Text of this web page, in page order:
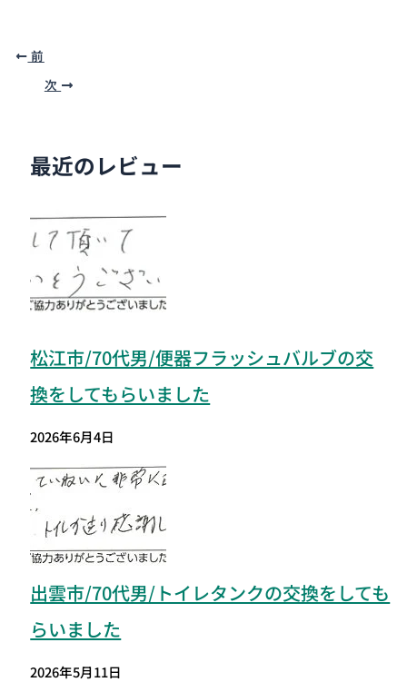
前
次
最近のレビュー
松江市/70代男/便器フラッシュバルブの交
換をしてもらいました
2026年6月4日
出雲市/70代男/トイレタンクの交換をしても
らいました
2026年5月11日